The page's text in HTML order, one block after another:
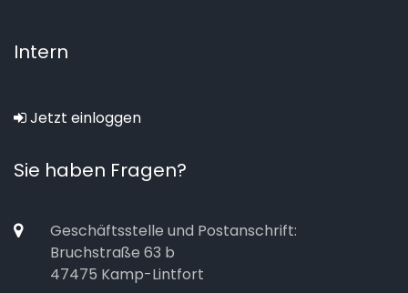
Intern
Jetzt einloggen
Sie haben Fragen?
Geschäftsstelle und Postanschrift:
Bruchstraße 63 b
47475 Kamp-Lintfort